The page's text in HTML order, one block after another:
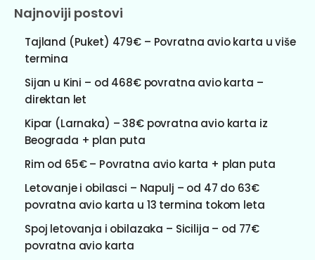
Najnoviji postovi
Tajland (Puket) 479€ – Povratna avio karta u više
termina
Sijan u Kini – od 468€ povratna avio karta –
direktan let
Kipar (Larnaka) – 38€ povratna avio karta iz
Beograda + plan puta
Rim od 65€ – Povratna avio karta + plan puta
Letovanje i obilasci – Napulj – od 47 do 63€
povratna avio karta u 13 termina tokom leta
Spoj letovanja i obilazaka – Sicilija – od 77€
povratna avio karta